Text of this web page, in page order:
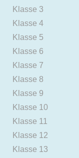
Klasse 3
Klasse 4
Klasse 5
Klasse 6
Klasse 7
Klasse 8
Klasse 9
Klasse 10
Klasse 11
Klasse 12
Klasse 13